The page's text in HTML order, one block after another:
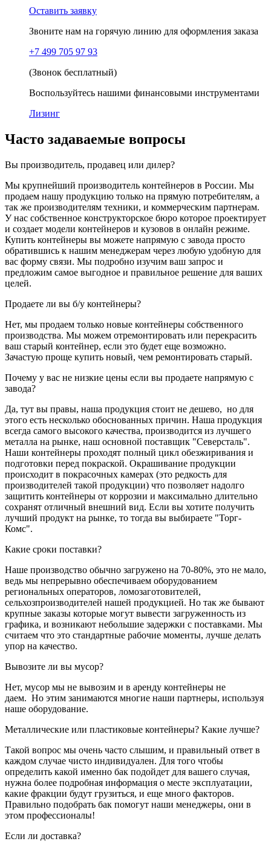
Оставить заявку
Звоните нам на горячую линию для оформления заказа
+7 499 705 97 93
(Звонок бесплатный)
Воспользуйтесь нашими финансовыми инструментами
Лизинг
Часто задаваемые вопросы
Вы производитель, продавец или дилер?
Мы крупнейший производитель контейнеров в России. Мы
продаем нашу продукцию только на прямую потребителям, а
так же производителям техники, и коммерческим партнерам.
У нас собственное конструкторское бюро которое проектирует
и создает модели контейнеров и кузовов в онлайн режиме.
Купить контейнеры вы можете напрямую с завода просто
обратившись к нашим менеджерам через любую удобную для
вас форму связи. Мы подробно изучим ваш запрос и
предложим самое выгодное и правильное решение для ваших
целей.
Продаете ли вы б/у контейнеры?
Нет, мы продаем только новые контейнеры собственного
производства. Мы можем отремонтировать или перекрасить
ваш старый контейнер, если это будет еще возможно.
Зачастую проще купить новый, чем ремонтировать старый.
Почему у вас не низкие цены если вы продаете напрямую с
завода?
Да, тут вы правы, наша продукция стоит не дешево, но для
этого есть несколько обоснованных причин. Наша продукция
всегда самого высокого качества, производится из лучшего
металла на рынке, наш основной поставщик "Северсталь".
Наши контейнеры проходят полный цикл обезжиривания и
подготовки перед покраской. Окрашивание продукции
происходит в покрасочных камерах (это редкость для
производителей такой продукции) что позволяет надолго
защитить контейнеры от коррозии и максимально длительно
сохранят отличный внешний вид. Если вы хотите получить
лучший продукт на рынке, то тогда вы выбираете "Торг-
Комс".
Какие сроки поставки?
Наше производство обычно загружено на 70-80%, это не мало,
ведь мы непрерывно обеспечиваем оборудованием
региональных операторов, ломозаготовителей,
сельхозпроизводителей нашей продукцией. Но так же бывают
крупные заказы которые могут вывести загруженность из
графика, и возникают небольшие задержки с поставками. Мы
считаем что это стандартные рабочие моменты, лучше делать
упор на качество.
Вывозите ли вы мусор?
Нет, мусор мы не вывозим и в аренду контейнеры не
даем. Но этим занимаются многие наши партнеры, используя
наше оборудование.
Металлические или пластиковые контейнеры? Какие лучше?
Такой вопрос мы очень часто слышим, и правильный ответ в
каждом случае чисто индивидуален. Для того чтобы
определить какой именно бак подойдет для вашего случая,
нужна более подробная информация о месте эксплуатации,
какие фракции будут грузиться, и еще много факторов.
Правильно подобрать бак помогут наши менеджеры, они в
этом профессионалы!
Если ли доставка?